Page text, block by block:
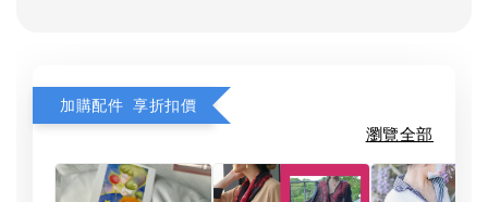
加購配件 享折扣價
瀏覽全部